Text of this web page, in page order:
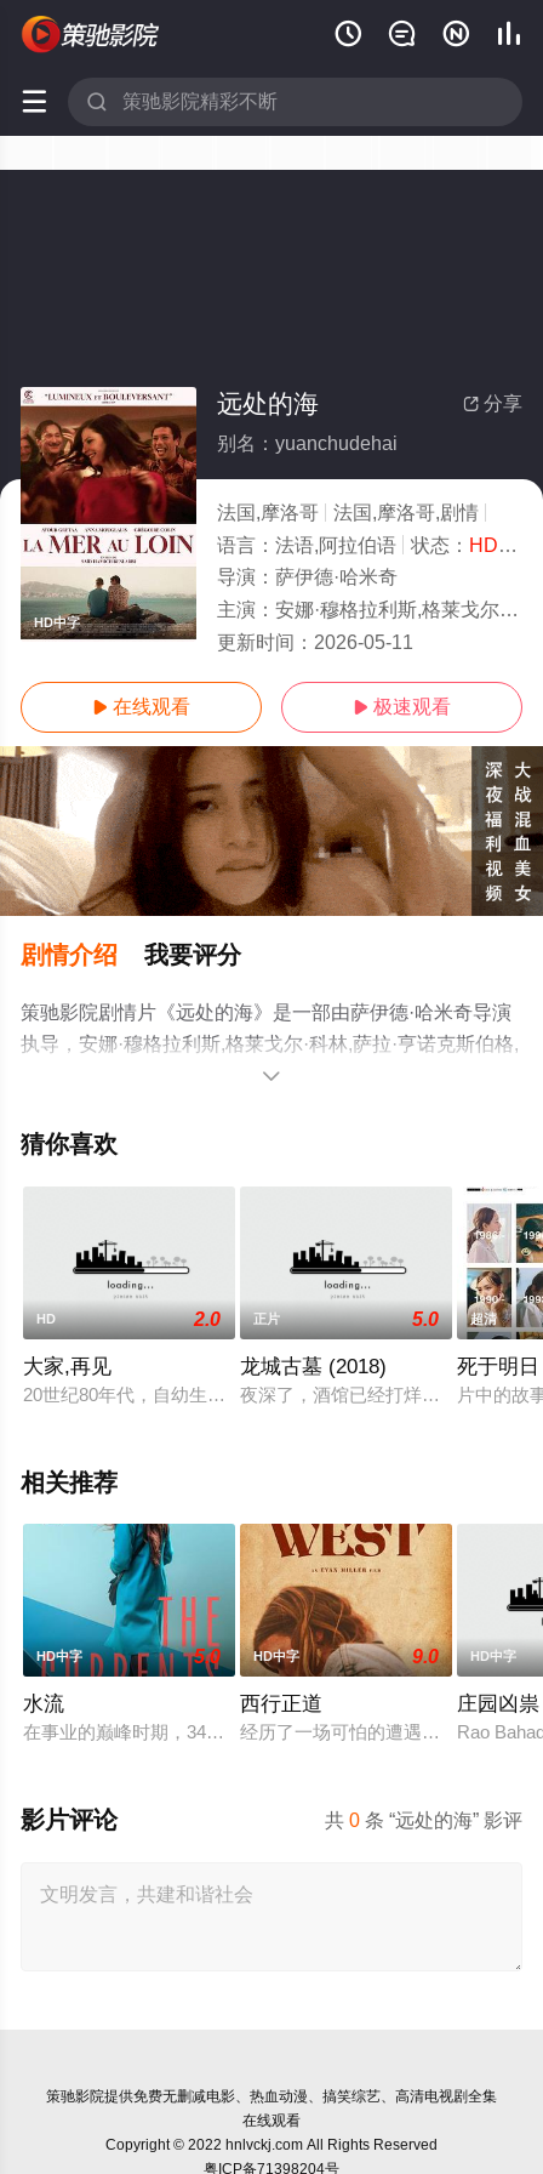
   
 
HD中字
 分享
远处的海
别名：yuanchudehai
法国,摩洛哥 法国,摩洛哥,剧情
语言： 法语,阿拉伯语 状态： HD中字/高清
导演： 萨伊德·哈米奇
主演： 安娜·穆格拉利斯,格莱戈尔·科林,萨拉·亨诺克斯伯格,阿尤布·格雷塔,Omar·Boulakirba,
更新时间： 2026-05-11
 在线观看  极速观看
剧情介绍 我要评分
策驰影院剧情片《远处的海》是一部由萨伊德·哈米奇导演
执导，安娜·穆格拉利斯,格莱戈尔·科林,萨拉·亨诺克斯伯格,
精彩演绎的法国,摩洛哥电影，手机免费观看高清无删减完

猜你喜欢
HD 2.0
大家,再见
20世纪80年代，自幼生在团地（住宅区）的12岁少年渡会悟（
正片 5.0
龙城古墓 (2018)
夜深了，酒馆已经打烊，陆明轩想起
超清
死于明日
片中的故
相关推荐
HD中字 5.0
水流
在事业的巅峰时期，34岁的阿根廷造型师丽娜在瑞士的一场颁
HD中字 9.0
西行正道
经历了一场可怕的遭遇后，一位小镇
HD中字
庄园凶祟
Rao
共0 条 “远处的海” 影评
影片评论
策驰影院提供免费无删减电影、热血动漫、搞笑综艺、高清电视剧全集
在线观看
Copyright © 2022 hnlvckj.com All Rights Reserved
粤ICP备71398204号